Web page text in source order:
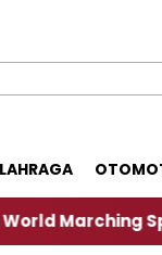
Sport 2027